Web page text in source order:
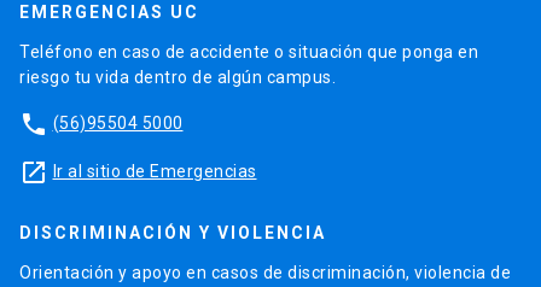
EMERGENCIAS UC
Teléfono en caso de accidente o situación que ponga en
riesgo tu vida dentro de algún campus.
phone (56)95504 5000
launch Ir al sitio de Emergencias
DISCRIMINACIÓN Y VIOLENCIA
Orientación y apoyo en casos de discriminación, violencia de